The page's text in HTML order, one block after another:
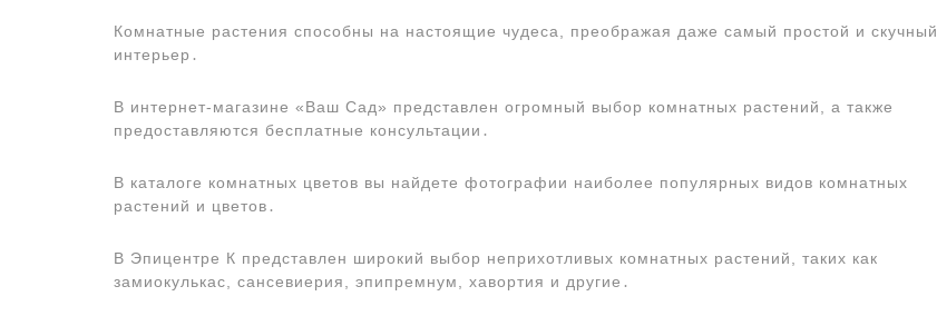
Комнатные растения способны на настоящие чудеса, преображая даже самый простой и скучный
интерьер․
В интернет-магазине «Ваш Сад» представлен огромный выбор комнатных растений, а также
предоставляются бесплатные консультации․
В каталоге комнатных цветов вы найдете фотографии наиболее популярных видов комнатных
растений и цветов․
В Эпицентре К представлен широкий выбор неприхотливых комнатных растений, таких как
замиокулькас, сансевиерия, эпипремнум, хавортия и другие․